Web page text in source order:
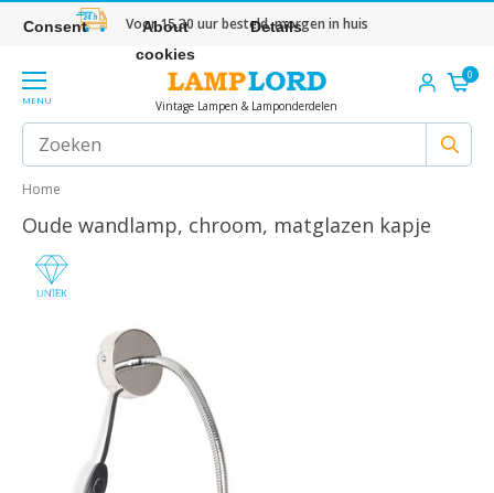
Voor 15.30 uur besteld, morgen in huis
MENU Vintage Lampen & Lamponderdelen
0
Home
Oude wandlamp, chroom, matglazen kapje
Consent
About
cookies
Details